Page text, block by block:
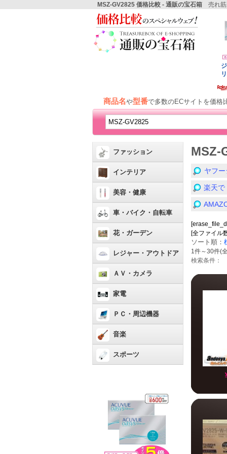
MSZ-GV2825 価格比較 - 通販の宝石箱 売れ筋
商品名や型番で多数のECサイトを価
ファッション
インテリア
美容・健康
車・バイク・自転車
花・ガーデン
レジャー・アウトドア
ＡＶ・カメラ
家電
ＰＣ・周辺機器
音楽
スポーツ
MSZ-
ヤフ
楽天で
[全ファイル
ソート順：
1件～30件(
検索条件：